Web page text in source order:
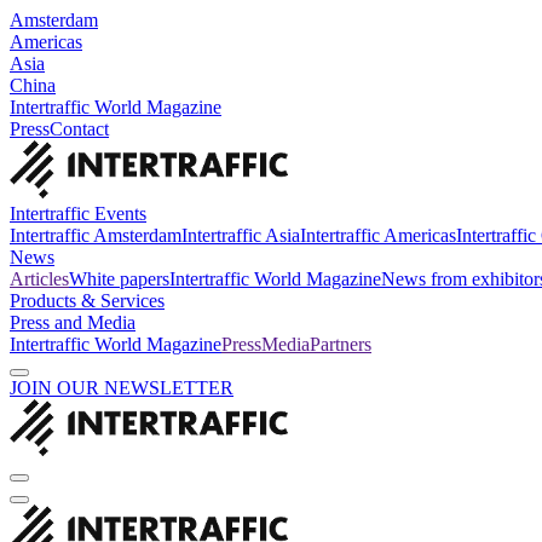
Amsterdam
Americas
Asia
China
Intertraffic World Magazine
PressContact
Intertraffic Events
Intertraffic AmsterdamIntertraffic AsiaIntertraffic AmericasIntertraffic
News
ArticlesWhite papersIntertraffic World MagazineNews from
Products & Services
Press and Media
Intertraffic World MagazinePressMediaPartners
JOIN OUR NEWSLETTER